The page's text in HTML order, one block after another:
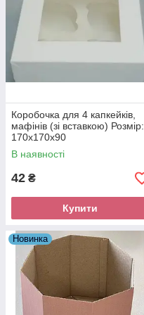
Коробочка для 4 капкейків,
мафінів (зі вставкою) Розмір:
170х170х90
В наявності
42 ₴
Купити
Новинка